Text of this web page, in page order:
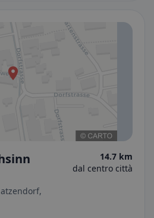
14.7 km
dal centro città